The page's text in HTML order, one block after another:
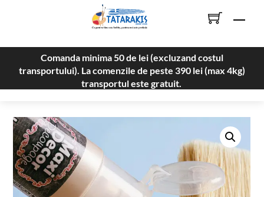
Comanda minima 50 de lei (excluzand costul
transportului). La comenzile de peste 390 lei (max 4kg)
transportul este gratuit.